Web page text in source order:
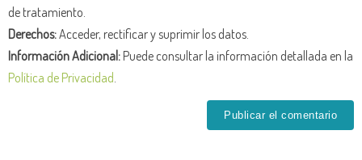
de tratamiento.
Derechos:Acceder, rectificar y suprimir los datos.
Información Adicional:Puede consultar la información detallada en la
Política de Privacidad